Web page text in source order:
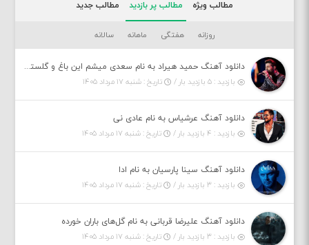
مطالب ویژه مطالب پر بازدید مطالب جدید
روزانه هفتگی ماهانه سالانه
دانلود آهنگ حمید هیراد به نام سعدی میشم این باغ و گلستون کنی واسم خیام زمانه ام به تو پرت حواسم
بازدید : ۵ بازدید بار /
تاریخ : شنبه ۱۷ مرداد ۱۴۰۵
دانلود آهنگ عرشیاس به نام عادی نی
بازدید : ۴ بازدید بار /
تاریخ : شنبه ۱۷ مرداد ۱۴۰۵
دانلود آهنگ سینا پارسیان به نام ادا
بازدید : ۳ بازدید بار /
تاریخ : شنبه ۱۷ مرداد ۱۴۰۵
دانلود آهنگ علیرضا قربانی به نام گل‌های باران خورده
بازدید : ۳ بازدید بار /
تاریخ : شنبه ۱۷ مرداد ۱۴۰۵